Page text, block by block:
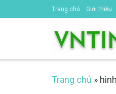
Trang chủ Giới thiệu
Trang chủ »